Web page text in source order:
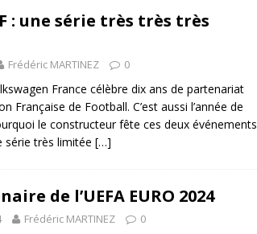
: une série très très très
Frédéric MARTINEZ 0
France célèbre dix ans de partenariat
Française de Football. C’est aussi l’année de
le constructeur fête ces deux événements
série très limitée […]
de l’UEFA EURO 2024
Frédéric MARTINEZ 0